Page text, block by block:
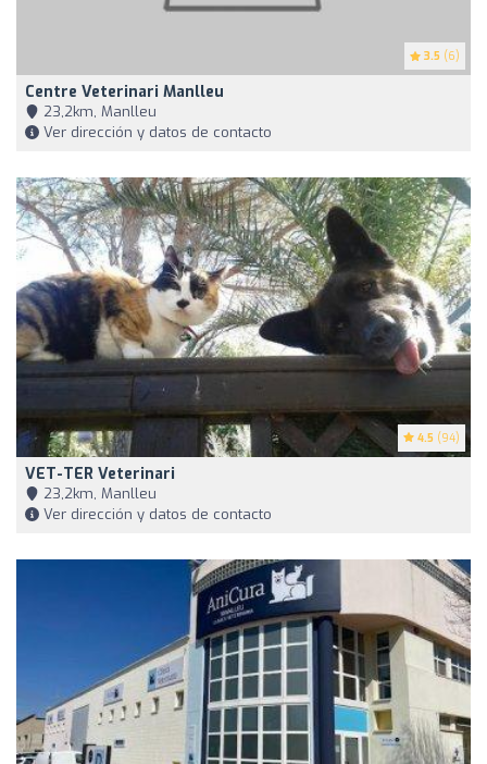
3.5 (6)
Centre Veterinari Manlleu
23,2km, Manlleu
Ver dirección y datos de contacto
4.5 (94)
VET-TER Veterinari
23,2km, Manlleu
Ver dirección y datos de contacto